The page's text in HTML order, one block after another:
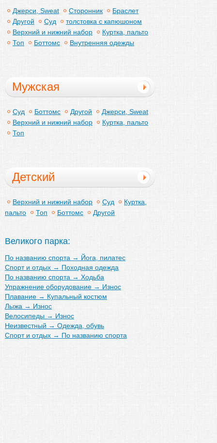
Джерси, Sweat Сторонник
Браслет
Другой
Суд
толстовка с капюшоном
Верхний и нижний набор
Куртка, пальто
Топ
Боттомс Внутренняя одежды
Мужская
Суд Боттомс Другой
Джерси, Sweat
Верхний и нижний набор
Куртка, пальто
Топ
Детский
Верхний и нижний набор Суд
Куртка,
пальто
Топ Боттомс Другой
Великого парка:
По названию спорта → Йога, пилатес
Спорт и отдых → Походная одежда
По названию спорта → Ходьба
Упражнение оборудование → Износ
Плавание → Купальный костюм
Лыжа → Износ
Велосипеды → Износ
Неизвестный → Одежда, обувь
Спорт и отдых → По названию спорта